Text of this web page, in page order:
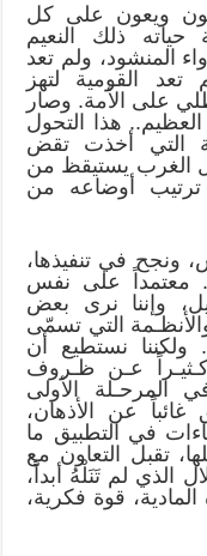
ويعون على كل
ذلك النعيم
المنشود، ولم تعد
القومية لتهز
على الأمة. وصار
هذا التحول
التي أخذت تقض
الغرب يستيقظ من
أوضاعه من
ونجح في تنفيذها،
معتمداً على نفس
وإننا نرى بعض
التي تسمّى
ولكننا نستطيع أن
عـن ظـروف
المرحـلة الأولى
غائباً عن الأذهان،
في التطبيق ما
تقبل التعاون مع
الذي لم تَنَلْهُ أبداً،
قوة فكرية،